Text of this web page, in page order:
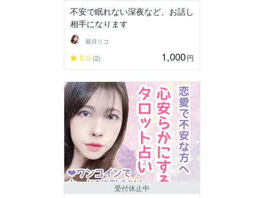
不安で眠れない深夜など、お話し
相手になります
紫月リコ
5.0 (2) 1,000円
受付休止中